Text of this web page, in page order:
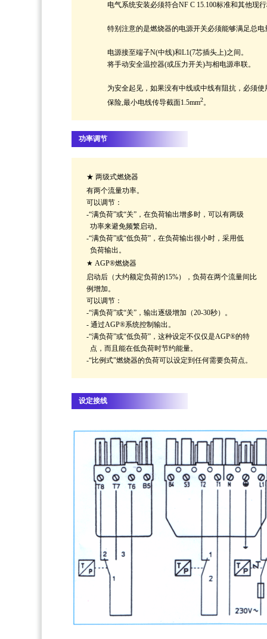
电气系统安装必须符合NF C 15.100标准和其他现
特别注意的是燃烧器的电源开关必须能够满足总
电源接至端子N(中线)和L1(7芯插头上)之间。
将手动安全温控器(或压力开关)与相电源串联。
为安全起见，如果没有中线或中线有阻抗，必须
保险,最小电线传导截面1.5mm2。
功率调节
★ 两级式燃烧器
有两个流量功率。
可以调节：
-“满负荷”或“关”，在负荷输出增多时，可以有两级
功率来避免频繁启动。
-“满负荷”或“低负荷”，在负荷输出很小时，采用低
负荷输出。
★ AGP®燃烧器
启动后（大约额定负荷的15%），负荷在两个流量间比
例增加。
可以调节：
-“满负荷”或“关”，输出逐级增加（20-30秒）。
- 通过AGP®系统控制输出。
-“满负荷”或“低负荷”，这种设定不仅仅是AGP®的特
点，而且能在低负荷时节约能量。
-“比例式”燃烧器的负荷可以设定到任何需要负荷点。
设定接线